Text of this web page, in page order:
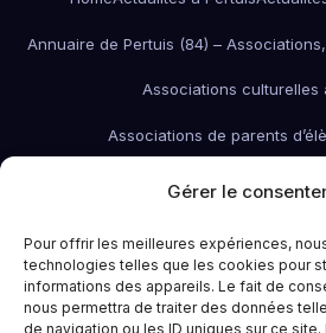
Gérer le
Pour offrir les meilleures expériences,
technologies telles que les cookies pour
informations des appareils. Le fait de
nous permettra de traiter des données
de navigation ou les ID uniques sur ce
Annuaire de Pertuis (84) –
Associations culturelles
Associations de parents
Associations de quartier
associations
Associations humanitaires et sociales